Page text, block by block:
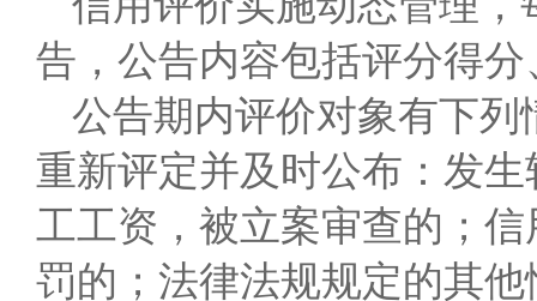
告，公告内容包括评分得
公告期内评价对象有下
重新评定并及时公布：发
工工资，被立案审查的；
罚的；法律法规规定的其他